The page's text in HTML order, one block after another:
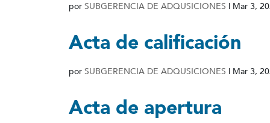
por SUBGERENCIA DE ADQUSICIONES | Mar 3,
Acta de calificación
por SUBGERENCIA DE ADQUSICIONES | Mar 3,
Acta de apertura